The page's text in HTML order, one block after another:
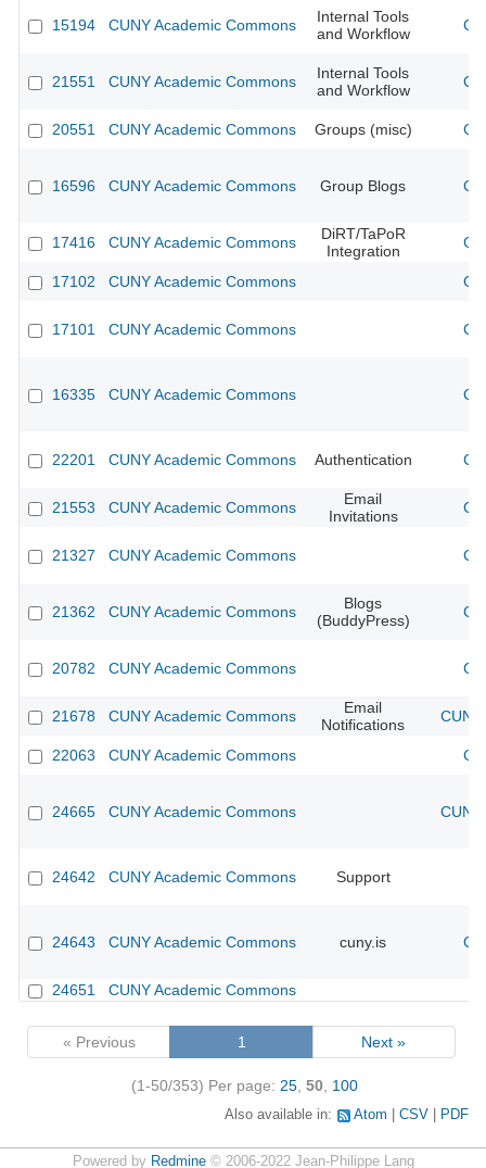
15194 CUNY Academic Commons
Internal Tools
and Workflow
21551 CUNY Academic Commons
Internal Tools
and Workflow
20551 CUNY Academic Commons Groups (misc)
16596 CUNY Academic Commons Group Blogs
17416 CUNY Academic Commons
DiRT/TaPoR
Integration
17102 CUNY Academic Commons
17101 CUNY Academic Commons
16335 CUNY Academic Commons
22201 CUNY Academic Commons Authentication
21553 CUNY Academic Commons
Email
Invitations
21327 CUNY Academic Commons
21362 CUNY Academic Commons
Blogs
(BuddyPress)
20782 CUNY Academic Commons
21678 CUNY Academic Commons
Email
Notifications
22063 CUNY Academic Commons
24665 CUNY Academic Commons
24642 CUNY Academic Commons Support
24643 CUNY Academic Commons cuny.is
24651 CUNY Academic Commons
« Previous 1 Next »
(1-50/353) Per page: 25 50 100
Also available in: Atom CSV PDF
Powered by Redmine© 2006-2022 Jean-Philippe Lang